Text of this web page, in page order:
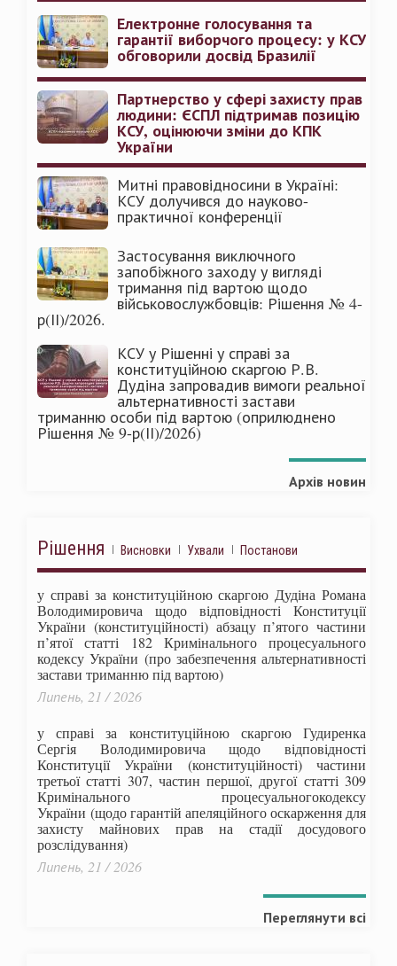
Електронне голосування та
гарантії виборчого процесу: у КСУ
обговорили досвід Бразилії
Партнерство у сфері захисту прав
людини: ЄСПЛ підтримав позицію
КСУ, оцінюючи зміни до КПК
України
Митні правовідносини в Україні:
КСУ долучився до науково-
практичної конференції
Застосування виключного
запобіжного заходу у вигляді
тримання під вартою щодо
військовослужбовців: Рішення № 4-
р(ІІ)/2026.
КСУ у Рішенні у справі за
конституційною скаргою Р.В.
Дудіна запровадив вимоги реальної
альтернативності застави
триманню особи під вартою (оприлюднено
Рішення № 9-р(ІІ)/2026)
Архів новин
Рішення Висновки Ухвали Постанови
у справі за конституційною скаргою Дудіна Романа
Володимировича щодо відповідності Конституції
України (конституційності) абзацу п’ятого частини
п’ятої статті 182 Кримінального процесуального
кодексу України (про забезпечення альтернативності
застави триманню під вартою)
Липень, 21 / 2026
у справі за конституційною скаргою Гудиренка
Сергія Володимировича щодо відповідності
Конституції України (конституційності) частини
третьої статті 307, частин першої, другої статті 309
Кримінального процесуальногокодексу
України (щодо гарантій апеляційного оскарження для
захисту майнових прав на стадії досудового
розслідування)
Липень, 21 / 2026
Переглянути всі